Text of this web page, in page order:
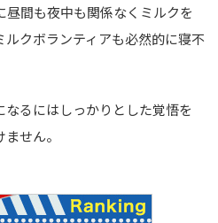
昼間も夜中も関係なくミルクを
クボランティアも必然的に寝不
るにはしっかりとした覚悟を
せん。